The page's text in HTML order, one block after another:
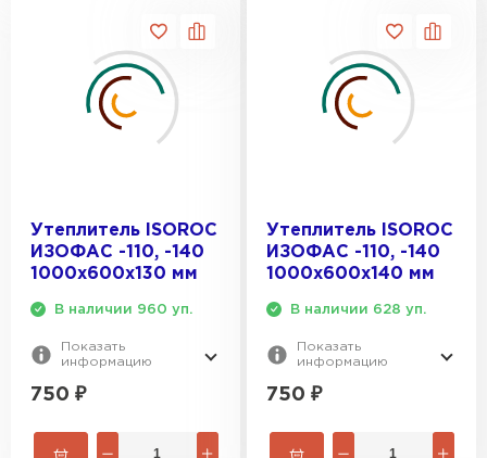
Утеплитель ISOROC
ИЗОФАС -110, -140
1000х600х130 мм
В наличии 960 уп.
Показать
информацию
750 ₽
Утеплитель ISOROC
ИЗОФАС -110, -140
1000х600х140 мм
В наличии 628 уп.
Показать
информацию
750 ₽